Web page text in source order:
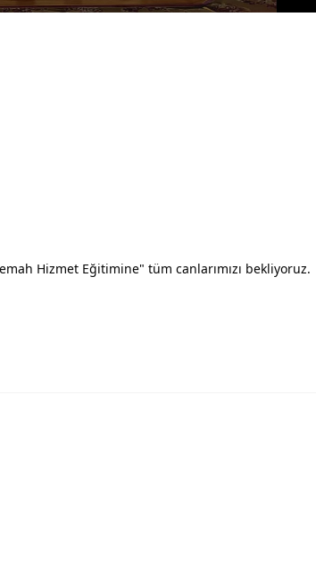
Hizmet Eğitimine" tüm canlarımızı bekliyoruz.